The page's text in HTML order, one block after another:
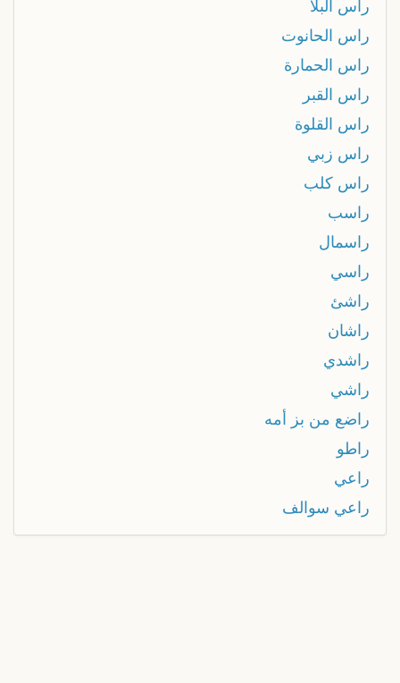
راس البلا
راس الحانوت
راس الحمارة
راس القبر
راس القلوة
راس زبي
راس كلب
راسب
راسمال
راسي
راشئ
راشان
راشدي
راشي
راضع من بز أمه
راطو
راعي
راعي سوالف